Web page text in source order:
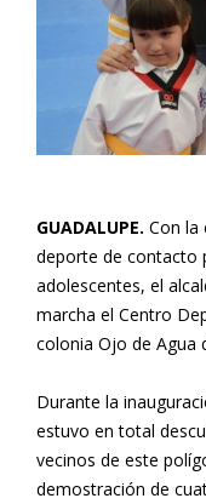
GUADALUPE. Con la
deporte de contacto
adolescentes, el
marcha el Centro
colonia Ojo de Agua
Durante la
estuvo en total
vecinos de este
demostración de